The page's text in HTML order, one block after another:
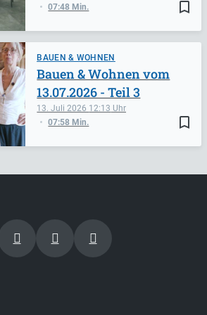
bookmark_border
07:48 Min.
BAUEN & WOHNEN
bookmark_border
13. Juli 2026 12:13
07:58 Min.
Bauen & Wohnen vom
13.07.2026 - Teil 3